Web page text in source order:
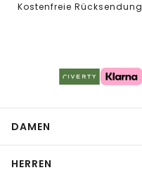
Kostenfreie Rücksendung
DAMEN
HERREN